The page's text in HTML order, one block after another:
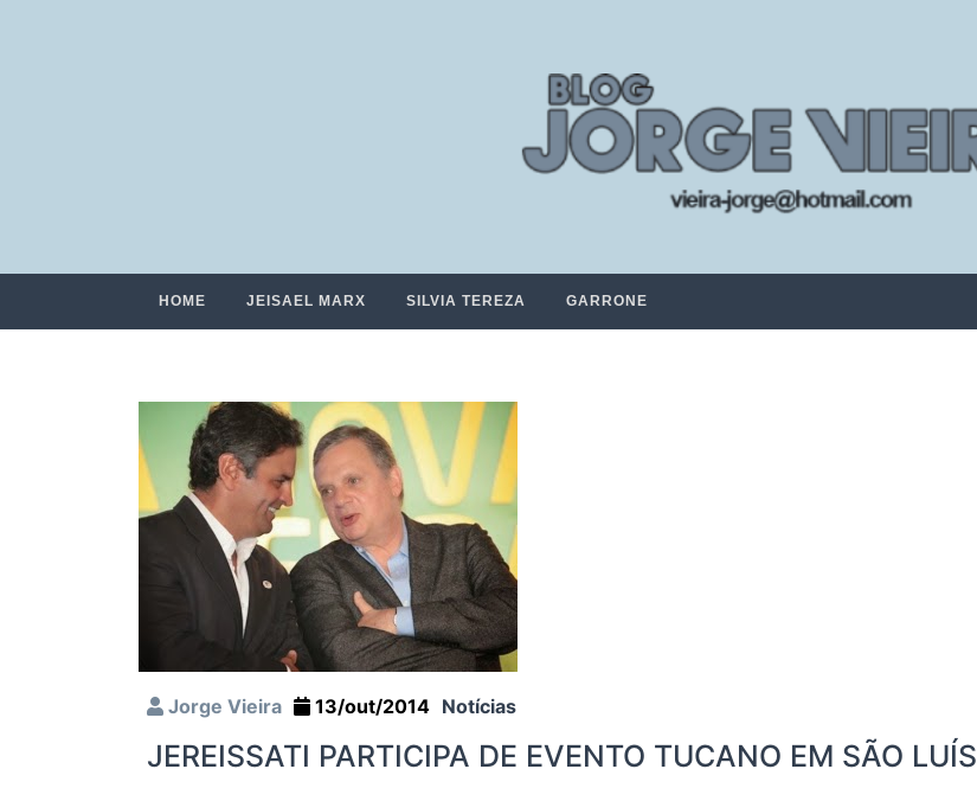
HOME JEISAEL MARX SILVIA TEREZA GARRONE
Jorge Vieira 13/out/2014 Notícias
JEREISSATI PARTICIPA DE EVENTO TUCANO EM SÃO LUÍS